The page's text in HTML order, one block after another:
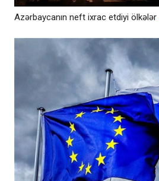
Azərbaycanın neft ixrac etdiyi ölkələr